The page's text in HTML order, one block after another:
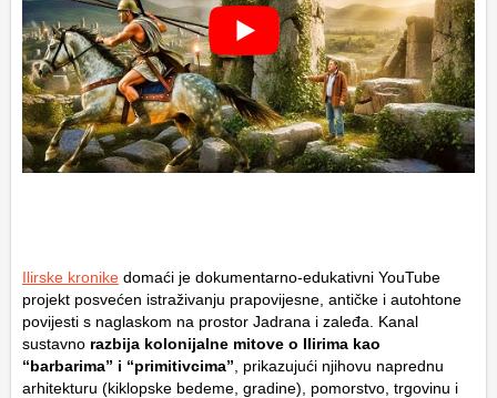
Ilirske kronike domaći je dokumentarno-edukativni YouTube
projekt posvećen istraživanju prapovijesne, antičke i autohtone
povijesti s naglaskom na prostor Jadrana i zaleđa. Kanal
sustavno razbija kolonijalne mitove o Ilirima kao
“barbarima” i “primitivcima” , prikazujući njihovu naprednu
arhitekturu (kiklopske bedeme, gradine), pomorstvo, trgovinu i